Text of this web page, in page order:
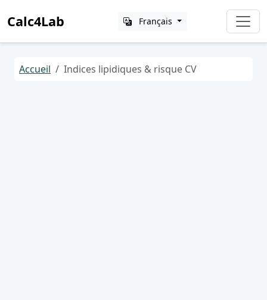
Calc4Lab Français
Accueil Indices lipidiques & risque CV